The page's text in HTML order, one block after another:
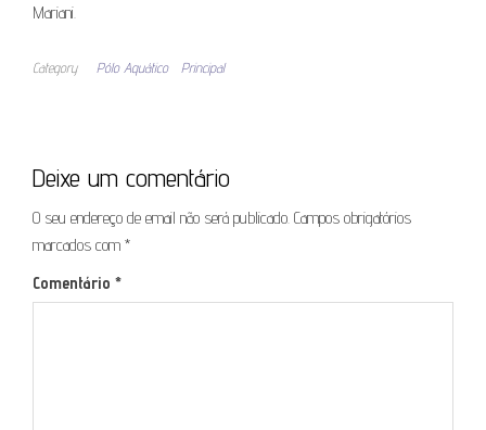
Mariani.
Category Pólo Aquático Principal
Deixe um comentário
O seu endereço de email não será publicado. Campos obrigatórios
marcados com *
Comentário *